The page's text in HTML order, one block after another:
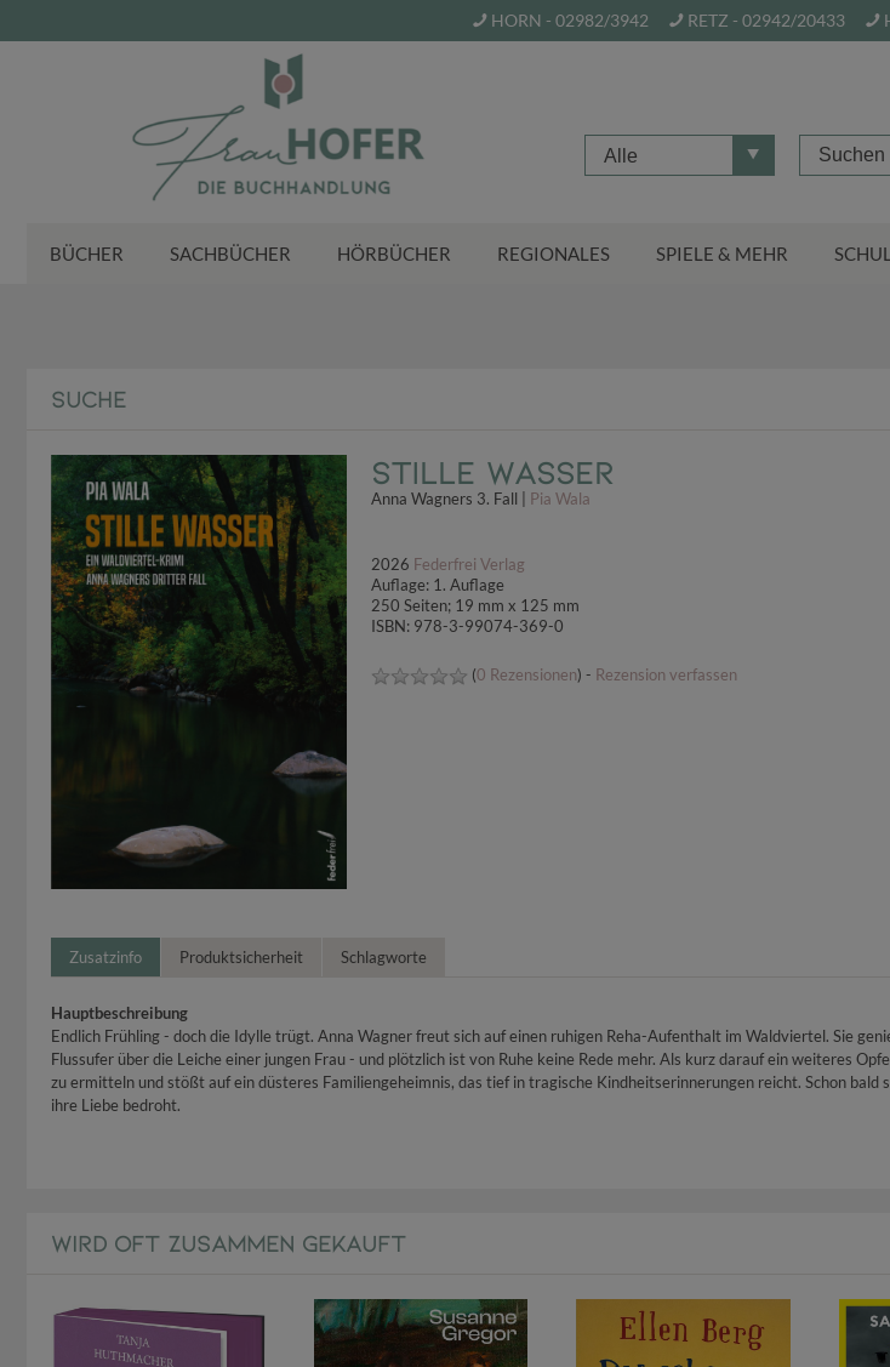
HORN - 02982/3942 RETZ - 02942/20433
Alle
BÜCHER SACHBÜCHER HÖRBÜCHER REGIONALES SPIELE & MEHR
SUCHE
Stille Wasser
Anna Wagners 3. Fall | Pia Wala
2026 Federfrei Verlag
Auflage: 1. Auflage
250 Seiten; 19 mm x 125 mm
ISBN: 978-3-99074-369-0
(0 Rezensionen) - Rezension verfassen
Zusatzinfo Produktsicherheit Schlagworte
Hauptbeschreibung
Endlich Frühling - doch die Idylle trügt. Anna Wagner freut sich auf einen ruhigen Reha-Aufenthalt im Waldviertel. Sie
Flussufer über die Leiche einer jungen Frau - und plötzlich ist von Ruhe keine Rede mehr. Als kurz darauf ein weiteres
zu ermitteln und stößt auf ein düsteres Familiengeheimnis, das tief in tragische Kindheitserinnerungen reicht. Schon
ihre Liebe bedroht.
WIRD OFT ZUSAMMEN GEKAUFT